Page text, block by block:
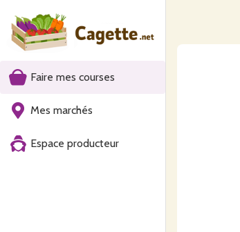
Faire mes courses
Mes marchés
Espace producteur